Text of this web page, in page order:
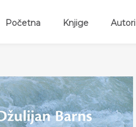
Početna(current)Knjige Autori